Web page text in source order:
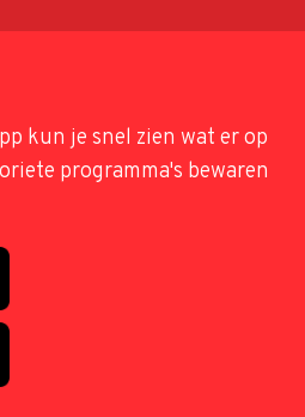
kun je snel zien wat er op
programma's bewaren